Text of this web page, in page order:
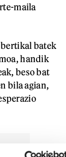
maila
bertikal batek
handik
beso bat
bila agian,